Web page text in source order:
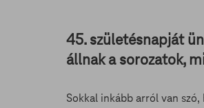
45. születésnapját
állnak a sorozatok,
Sokkal inkább arról van